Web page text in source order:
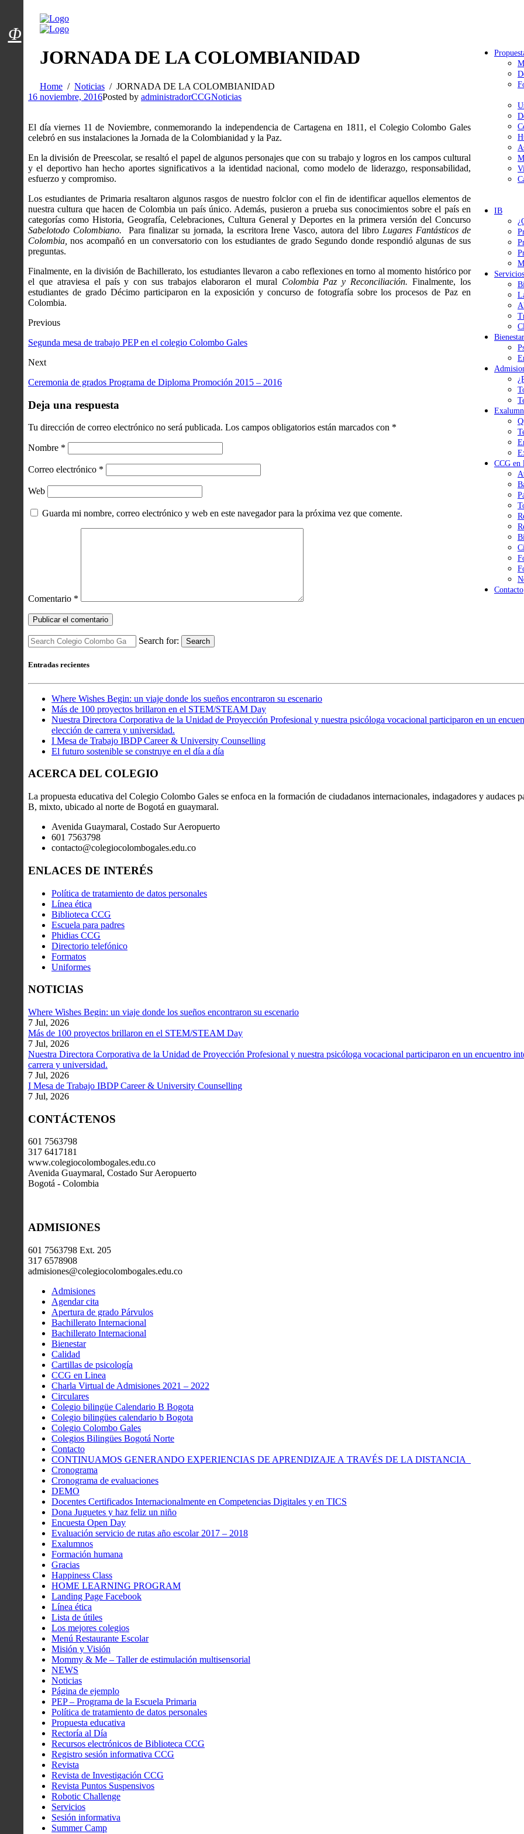
Menú usuarios
IB
Servicios
Bienestar
CCG en
Contacto
JORNADA DE LA COLOMBIANIDAD
Home Noticias
JORNADA DE LA COLOMBIANIDAD
16 noviembre, 2016Posted by administradorCCGNoticias
El día viernes 11 de Noviembre, conmemorando la independencia de Cartagena en 1811, el Colegio Colombo Gales
celebró en sus instalaciones la Jornada de la Colombianidad y la Paz.
En la división de Preescolar, se resaltó el papel de algunos personajes que con su trabajo y logros en los campos cultural
y el deportivo han hecho aportes significativos a la identidad nacional, como modelo de liderazgo, responsabilidad,
esfuerzo y compromiso.
Los estudiantes de Primaria resaltaron algunos rasgos de nuestro folclor con el fin de identificar aquellos elementos de
nuestra cultura que hacen de Colombia un país único. Además, pusieron a prueba sus conocimientos sobre el país en
categorías como Historia, Geografía, Celebraciones, Cultura General y Deportes en la primera versión del Concurso
Sabelotodo Colombiano. Para finalizar su jornada, la escritora Irene Vasco, autora del libro Lugares Fantásticos de
Colombia,nos acompañó en un conversatorio con los estudiantes de grado Segundo donde respondió algunas de sus
preguntas.
Finalmente, en la división de Bachillerato, los estudiantes llevaron a cabo reflexiones en torno al momento histórico por
el que atraviesa el país y con sus trabajos elaboraron el mural Colombia Paz y Reconciliación.Finalmente, los
estudiantes de grado Décimo participaron en la exposición y concurso de fotografía sobre los procesos de Paz en
Colombia.
Previous
Segunda mesa de trabajo PEP en el colegio Colombo Gales
Next
Ceremonia de grados Programa de Diploma Promoción 2015 – 2016
Deja una respuesta
Tu dirección de correo electrónico no será publicada. Los campos obligatorios están marcados con *
Nombre *
Correo electrónico *
Web
Guarda mi nombre, correo electrónico y web en este navegador para la próxima vez que comente.
Comentario *
Search for: Search
Entradas recientes
Where Wishes Begin: un viaje donde los sueños encontraron su escenario
Más de 100 proyectos brillaron en el STEM/STEAM Day
Nuestra Directora Corporativa de la Unidad de Proyección Profesional y nuestra psicóloga vocacional participaron en un
elección de carrera y universidad.
I Mesa de Trabajo IBDP Career & University Counselling
El futuro sostenible se construye en el día a día
ACERCA DEL COLEGIO
La propuesta educativa del Colegio Colombo Gales se enfoca en la formación de ciudadanos internacionales, indagadores y
B, mixto, ubicado al norte de Bogotá en guaymaral.
Avenida Guaymaral, Costado Sur Aeropuerto
601 7563798
contacto@colegiocolombogales.edu.co
ENLACES DE INTERÉS
Política de tratamiento de datos personales
Línea ética
Biblioteca CCG
Escuela para padres
Phidias CCG
Directorio telefónico
Formatos
Uniformes
NOTICIAS
Where Wishes Begin: un viaje donde los sueños encontraron su escenario
7 Jul, 2026
Más de 100 proyectos brillaron en el STEM/STEAM Day
7 Jul, 2026
Nuestra Directora Corporativa de la Unidad de Proyección Profesional y nuestra psicóloga vocacional participaron en un encuentro
carrera y universidad.
7 Jul, 2026
I Mesa de Trabajo IBDP Career & University Counselling
7 Jul, 2026
CONTÁCTENOS
601 7563798
317 6417181
www.colegiocolombogales.edu.co
Avenida Guaymaral, Costado Sur Aeropuerto
Bogotá - Colombia
ADMISIONES
601 7563798 Ext. 205
317 6578908
admisiones@colegiocolombogales.edu.co
Admisiones
Agendar cita
Apertura de grado Párvulos
Bachillerato Internacional
Bachillerato Internacional
Bienestar
Calidad
Cartillas de psicología
CCG en Linea
Charla Virtual de Admisiones 2021 – 2022
Circulares
Colegio bilingüe Calendario B Bogota
Colegio bilingües calendario b Bogota
Colegio Colombo Gales
Colegios Bilingües Bogotá Norte
Contacto
CONTINUAMOS GENERANDO EXPERIENCIAS DE APRENDIZAJE A TRAVÉS DE LA DISTANCIA
Cronograma
Cronograma de evaluaciones
DEMO
Docentes Certificados Internacionalmente en Competencias Digitales y en TICS
Dona Juguetes y haz feliz un niño
Encuesta Open Day
Evaluación servicio de rutas año escolar 2017 – 2018
Exalumnos
Formación humana
Gracias
Happiness Class
HOME LEARNING PROGRAM
Landing Page Facebook
Línea ética
Lista de útiles
Los mejores colegios
Menú Restaurante Escolar
Misión y Visión
Mommy & Me – Taller de estimulación multisensorial
NEWS
Noticias
Página de ejemplo
PEP – Programa de la Escuela Primaria
Política de tratamiento de datos personales
Propuesta educativa
Rectoría al Día
Recursos electrónicos de Biblioteca CCG
Registro sesión informativa CCG
Revista
Revista de Investigación CCG
Revista Puntos Suspensivos
Robotic Challenge
Servicios
Sesión informativa
Summer Camp
Φ